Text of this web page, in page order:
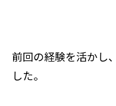
前回の経験を活かし
した。